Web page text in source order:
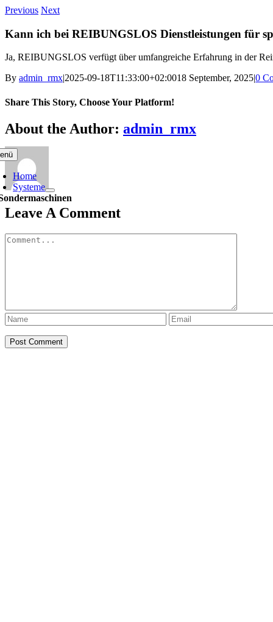
Skip
content
Home
Systeme
Previous Next
Kann ich bei REIBUNGSLOS Dienstleistungen für
Ja, REIBUNGSLOS verfügt über umfangreiche Erfahrung in der
By admin_rmx|2025-09-18T11:33:00+02:0018 September, 2025|0
Share This Story, Choose Your Platform!
Facebook
X
Bluesky
Reddit
LinkedIn
WhatsApp
Telegram
Tumblr
Pinterest
Xing
Email
About the Author: admin_rmx
Leave A Comment
Comment